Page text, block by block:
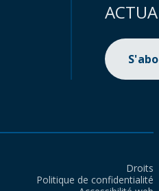
Droits
Politique de confidentialité